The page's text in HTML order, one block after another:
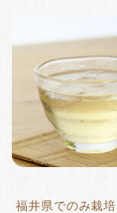
福井県でのみ栽